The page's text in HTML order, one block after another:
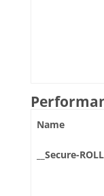
Name
__Secure-